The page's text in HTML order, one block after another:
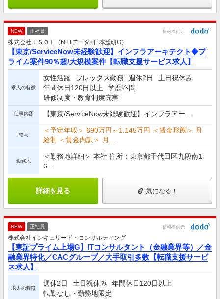
NEW 正社員 情報提供元
株式会社ＪＳＯＬ（NTTデータ×日本総研G）
【東京/ServiceNow未経験歓迎】インフラアーキテクト◆プ
ライム案件90％超/大規模案件【転職支援サービス求人】
求人の特徴
女性活躍 フレックス勤務 週休2日
土日祝休み
年間休日120日以上
学歴不問
研修制度・教育制度充実
仕事内容 【東京/ServiceNow未経験歓迎】インフラアー...
給与
＜予定年収＞ 690万円～1,145万円 ＜賃金形態＞ 月
給制 ＜賃金内訳＞ 月...
勤務地
＜勤務地詳細＞ 本社 住所：東京都千代田区九段南1-
6...
詳細を見る 気になる！
NEW 正社員 情報提供元
株式会社インキュリード・コンサルティング
【東証プライム上場G】ITコンサルタント（金融業界等）／金
融業界特化／CACグループ／大手取引多数【転職支援サービ
ス求人】
求人の特徴
週休2日 土日祝休み
年間休日120日以上
転勤なし・勤務地限定